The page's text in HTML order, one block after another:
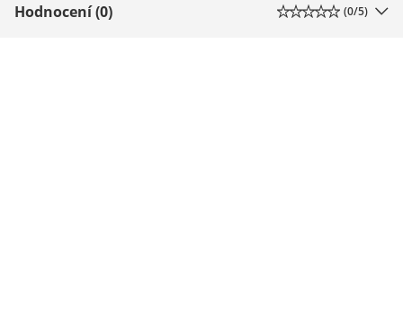
Hodnocení (0) (0/5)